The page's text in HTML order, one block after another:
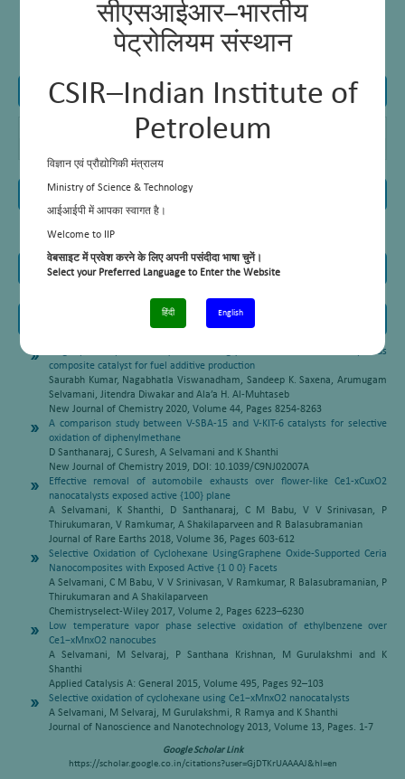
सीएसआईआर–भारतीय
पेट्रोलियम संस्थान
CSIR–Indian Institute of
Petroleum
विज्ञान एवं प्रौद्योगिकी मंत्रालय
Ministry of Science & Technology
आईआईपी में आपका स्वागत है।
Welcome to IIP
वेबसाइट में प्रवेश करने के लिए अपनी पसंदीदा भाषा चुनें।
Select your Preferred Language to Enter the Website
हिंदी English
नैनोक्रिस्टलाइन का संश्लेषण, नैनो-छिद्रपूर्ण मिश्रित सामग्री
ठीक रासायनिक संश्लेषण
पेट्रोरसायन और ईंधन अनुप्रयोगों के लिए हाइड्रोकार्बन रूपांतरण प्रक्रियाएं
बीटीएक्स उत्पादन के लिए उत्प्रेरक नाफ्था सुधार
कार्य अनुभव
सीएसआईआर – भारतीय पेट्रोलियम संस्थान, देहरादून (2019 – आज तक)
पुरस्कार और सम्मान
पेटेंट
Single-pot template-free synthesis of a glycerolderived C–Si–Zr mesoporous
composite catalyst for fuel additive production
Saurabh Kumar, Nagabhatla Viswanadham, Sandeep K. Saxena, Arumugam
Selvamani, Jitendra Diwakar and Ala’a H. Al-Muhtaseb
New Journal of Chemistry 2020, Volume 44, Pages 8254-8263
A comparison study between V-SBA-15 and V-KIT-6 catalysts for selective
oxidation of diphenylmethane
D Santhanaraj, C Suresh, A Selvamani and K Shanthi
New Journal of Chemistry 2019, DOI: 10.1039/C9NJ02007A
Effective removal of automobile exhausts over flower-like Ce1-xCuxO2
nanocatalysts exposed active {100} plane
A Selvamani, K Shanthi, D Santhanaraj, C M Babu, V V Srinivasan, P
Thirukumaran, V Ramkumar, A Shakilaparveen and R Balasubramanian
Journal of Rare Earths 2018, Volume 36, Pages 603-612
Selective Oxidation of Cyclohexane UsingGraphene Oxide-Supported Ceria
Nanocomposites with Exposed Active {1 0 0} Facets
A Selvamani, C M Babu, V V Srinivasan, V Ramkumar, R Balasubramanian, P
Thirukumaran and A Shakilaparveen
Chemistryselect-Wiley 2017, Volume 2, Pages 6223–6230
Low temperature vapor phase selective oxidation of ethylbenzene over
Ce1−xMnxO2 nanocubes
A Selvamani, M Selvaraj, P Santhana Krishnan, M Gurulakshmi and K
Shanthi
Applied Catalysis A: General 2015, Volume 495, Pages 92–103
Selective oxidation of cyclohexane using Ce1−xMnxO2 nanocatalysts
A Selvamani, M Selvaraj, M Gurulakshmi, R Ramya and K Shanthi
Journal of Nanoscience and Nanotechnology 2013, Volume 13, Pages. 1-7
Google Scholar Link
https://scholar.google.co.in/citations?user=GjDTKrUAAAAJ&hl=en